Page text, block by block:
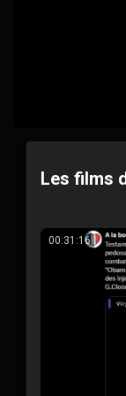
Les films
00:31:16